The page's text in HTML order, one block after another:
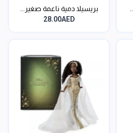
بريسيلا دمية ناعمة صغير...
28.00AED